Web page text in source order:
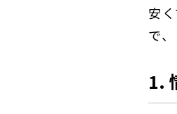
安
で
1.